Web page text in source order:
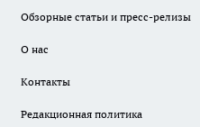
Обзорные статьи и пресс-релизы
О нас
Контакты
Редакционная политика